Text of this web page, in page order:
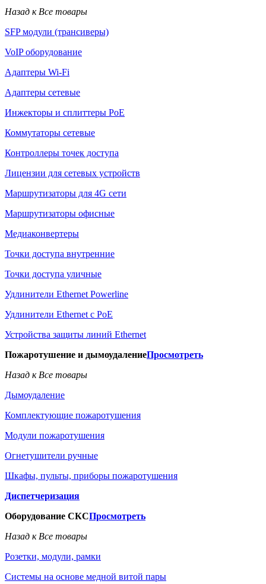
Назад к Все товары
SFP модули (трансиверы)
VoIP оборудование
Адаптеры Wi-Fi
Адаптеры сетевые
Инжекторы и сплиттеры РоЕ
Коммутаторы сетевые
Контроллеры точек доступа
Лицензии для сетевых устройств
Маршрутизаторы для 4G сети
Маршрутизаторы офисные
Медиаконвертеры
Точки доступа внутренние
Точки доступа уличные
Удлинители Ethernet Powerline
Удлинители Ethernet с PoE
Устройства защиты линий Ethernet
Пожаротушение и дымоудалениеПросмотреть
Назад к Все товары
Дымоудаление
Комплектующие пожаротушения
Модули пожаротушения
Огнетушители ручные
Шкафы, пульты, приборы пожаротушения
Диспетчеризация
Оборудование СКСПросмотреть
Назад к Все товары
Розетки, модули, рамки
Системы на основе медной витой пары